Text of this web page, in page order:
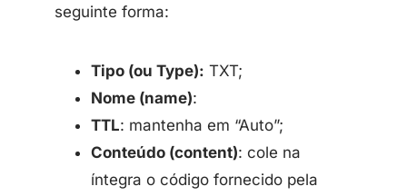
seguinte forma:
Tipo (ou Type): TXT;
Nome (name):
TTL: mantenha em “Auto”;
Conteúdo (content): cole na
íntegra o código fornecido pela